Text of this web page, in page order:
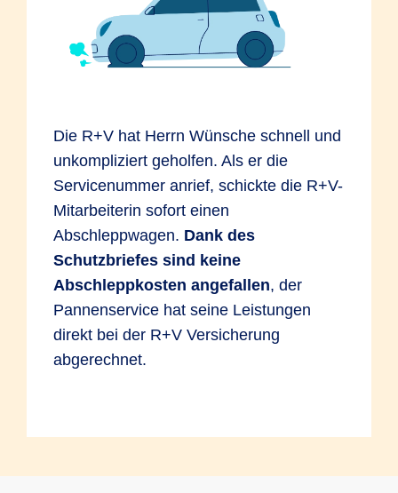
SF-Klasse 14 in SF-Klasse 6*.
*Beispielrechnung gemäß
Versagen von Mess-, Regel- oder
Sicherheitseinrichtungen. Aufspringen der
Motorhaube während der Fahrt, weil die
Fahrzeug.
Bruchschaden
In der KEX sind reine Bruchschäden ohne
Einwirkung von außen versichert. Sie
beruhen auf Materialfehlern oder
Überbeanspruchung.Beispiele:Das
Fahrzeug wird überladen und dadurch
kommt es zu einem Achsbruch. Die
Radaufhängung bricht aufgrund eines
Die R+V hat Herrn Wünsche schnell und
unkompliziert geholfen. Als er die
Servicenummer anrief, schickte die R+V-
Mitarbeiterin sofort einen
Abschleppwagen. Dank des
Schutzbriefes sind keine
Abschleppkosten angefallen, der
Pannenservice hat seine Leistungen
direkt bei der R+V Versicherung
abgerechnet.